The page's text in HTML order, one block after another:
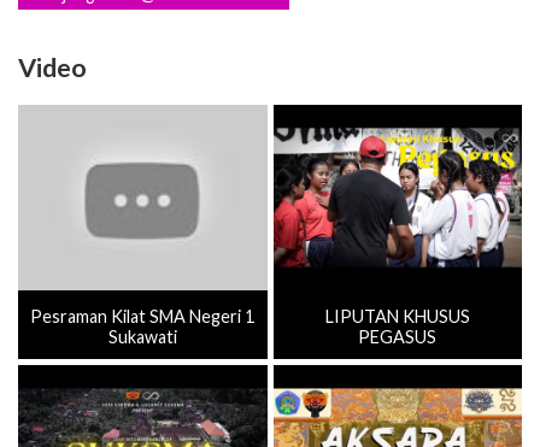
Video
Pesraman Kilat SMA Negeri 1
Sukawati
LIPUTAN KHUSUS
PEGASUS